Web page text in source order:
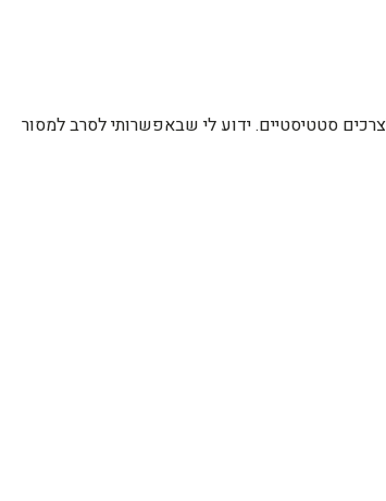
סטטיסטיים. ידוע לי שבאפשרותי לסרב למסור